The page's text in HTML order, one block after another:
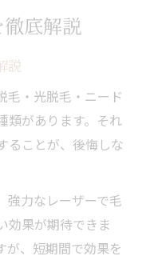
法の選択基準
ントを紹介
法の選び方
の比較のコツ
メリットを確認
イド
果を徹底比較
と違いとは
感じ方に注目
底解説
説
毛・光脱毛・ニード
類があります。それ
ることが、後悔しな
強力なレーザーで毛
効果が期待できま
が、短期間で効果を